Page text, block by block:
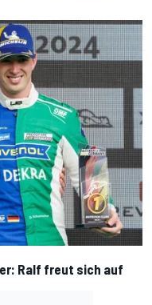
Ralf freut sich auf